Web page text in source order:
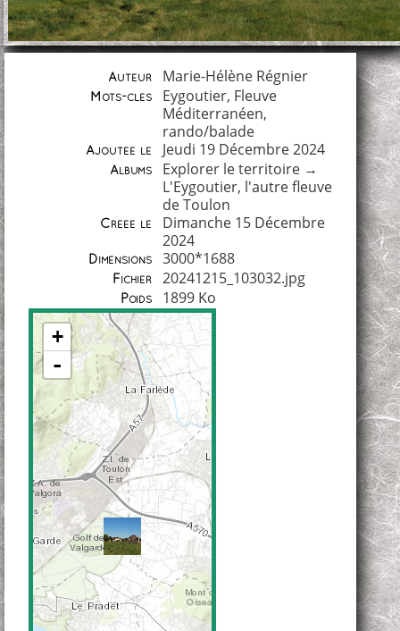
Auteur Marie-Hélène Régnier
Mots-clés Eygoutier, Fleuve
Méditerranéen,
rando/balade
Ajoutée le Jeudi 19 Décembre 2024
Albums Explorer le territoire→
L'Eygoutier, l'autre fleuve
de Toulon
Créée le
Dimanche 15 Décembre
2024
Dimensions 3000*1688
Fichier 20241215_103032.jpg
Poids 1899 Ko
+
-